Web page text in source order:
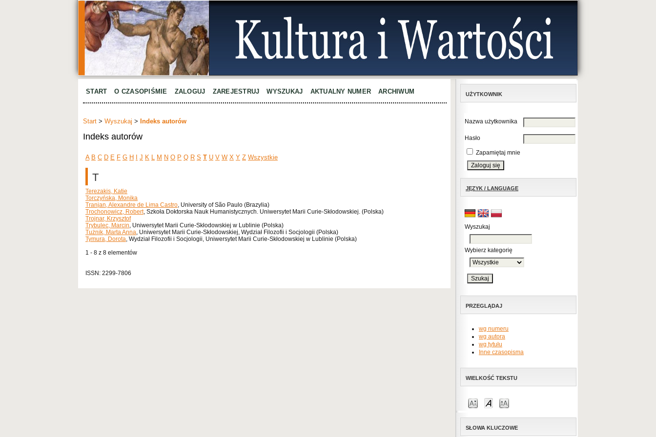
UŻYTKOWNIK
Nazwa użytkownika
Hasło
Zapamiętaj mnie
JĘZYK / LANGUAGE
Wyszukaj
Wybierz kategorię
PRZEGLĄDAJ
wg numeru
wg autora
wg tytułu
Inne czasopisma
WIELKOŚĆ TEKSTU
SŁOWA KLUCZOWE
START O CZASOPIŚMIE ZALOGUJ ZAREJESTRUJ WYSZUKAJ AKTUALNY NUMER ARCHIWUM
Start > Wyszukaj > Indeks autorów
Indeks autorów
A B C D E F G H J K L M N O P Q R S T U V W X Y Z Wszystkie
T
Terezakis, Katie
Torczyńska, Monika
Tranjan, Alexandre de Lima Castro, University of São Paulo (Brazylia)
Trochonowicz, Robert, Szkoła Doktorska Nauk Humanistycznych. Uniwersytet Marii Curie-Skłodowskiej. (Polska)
Trojnar, Krzysztof
Trybulec, Marcin, Uniwersytet Marii Curie-Skłodowskiej w Lublinie (Polska)
Tużnik, Marta Anna, Uniwersytet Marii Curie-Skłodowskiej, Wydział Filozofii i Socjologii (Polska)
Tymura, Dorota, Wydział Filozofii i Socjologii, Uniwersytet Marii Curie-Skłodowskiej w Lublinie (Polska)
1 - 8 z 8 elementów
ISSN: 2299-7806